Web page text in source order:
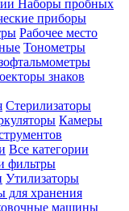
Наборы пробных
приборы
Рабочее место
Тонометры
знаков
Стерилизаторы
Камеры
Все категории
фильтры
Утилизаторы
хранения
машины